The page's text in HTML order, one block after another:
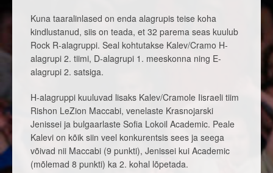
Kuna taaralinlased on enda alagrupis teise koha
kindlustanud, siis on teada, et 32 parema seas kuulub
Rock R-alagruppi. Seal kohtutakse Kalev/Cramo H-
alagrupi 2. tiimi, D-alagrupi 1. meeskonna ning E-
alagrupi 2. satsiga.
H-alagruppi kuuluvad lisaks Kalev/Cramole Iisraeli tiim
Rishon LeZion Maccabi, venelaste Krasnojarski
Jenissei ja bulgaarlaste Sofia Lokoil Academic. Peale
Kalevi on kõik siin veel konkurentsis sees ja seega
võivad nii Maccabi (9 punkti), Jenissei kui Academic
(mõlemad 8 punkti) ka 2. kohal lõpetada.